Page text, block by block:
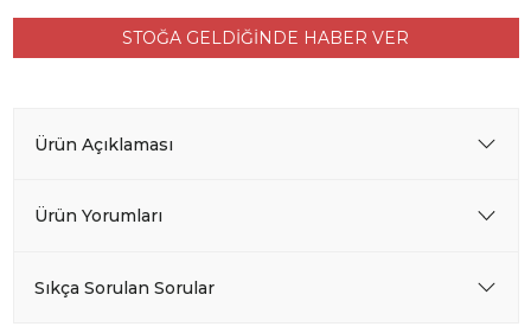
STOĞA GELDİĞİNDE HABER VER
Ürün Açıklaması
Ürün Yorumları
Sıkça Sorulan Sorular